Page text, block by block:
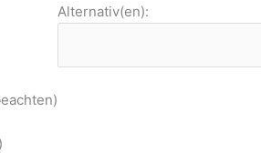
Alternativ(en):